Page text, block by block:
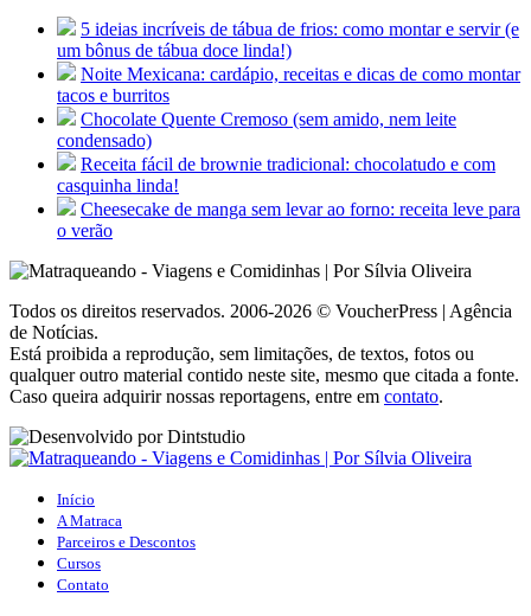
5 ideias incríveis de tábua de frios: como montar e servir (e
um bônus de tábua doce linda!)
Noite Mexicana: cardápio, receitas e dicas de como montar
tacos e burritos
Chocolate Quente Cremoso (sem amido, nem leite
condensado)
Receita fácil de brownie tradicional: chocolatudo e com
casquinha linda!
Cheesecake de manga sem levar ao forno: receita leve para
o verão
Todos os direitos reservados. 2006-2026 © VoucherPress | Agência
de Notícias.
Está proibida a reprodução, sem limitações, de textos, fotos ou
qualquer outro material contido neste site, mesmo que citada a fonte.
Caso queira adquirir nossas reportagens, entre em contato.
Início
A Matraca
Parceiros e Descontos
Cursos
Contato